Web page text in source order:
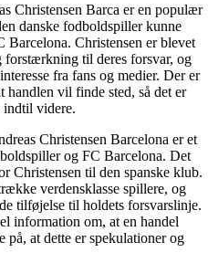
Christensen Barca er en populær
danske fodboldspiller kunne
Christensen er blevet
forstærkning til deres forsvar, og
fra fans og medier. Der er
vil finde sted, så det er
indtil videre.
Christensen Barcelona er et
og FC Barcelona. Det
Christensen til den spanske klub.
verdensklasse spillere, og
tilføjelse til holdets forsvarslinje.
information om, at en handel
på, at dette er spekulationer og